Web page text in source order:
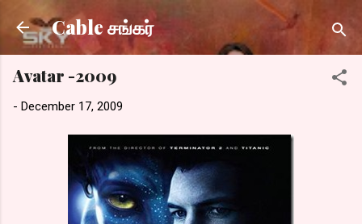
Skip to main content
Cable சங்கர்
Avatar -2009
- December 17, 2009